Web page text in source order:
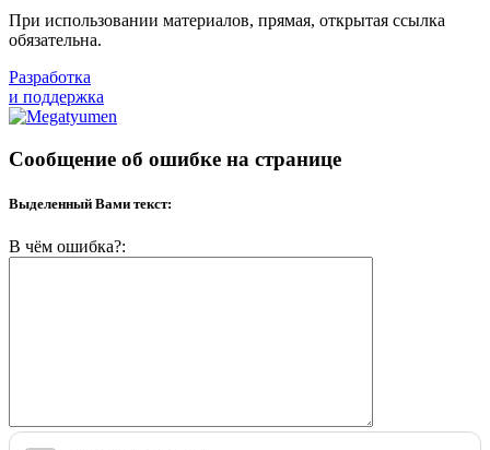
При использовании материалов, прямая, открытая ссылка
обязательна.
Разработка
и поддержка
Сообщение об ошибке на странице
Выделенный Вами текст:
В чём ошибка?: